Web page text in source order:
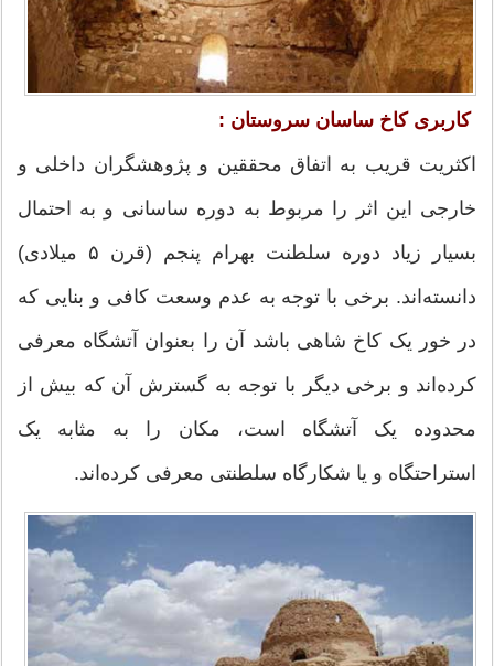
کاربری کاخ ساسان سروستان :
اکثریت قریب به اتفاق محققین و پژوهشگران داخلی و
خارجی این اثر را مربوط به دوره ساسانی و به احتمال
بسیار زیاد دوره سلطنت بهرام پنجم (قرن ۵ میلادی)
دانسته‌اند. برخی با توجه به عدم وسعت کافی و بنایی که
در خور یک کاخ شاهی باشد آن را بعنوان آتشگاه معرفی
کرده‌اند و برخی دیگر با توجه به گسترش آن که بیش از
محدوده یک آتشگاه است، مکان را به مثابه یک
استراحتگاه و یا شکارگاه سلطنتی معرفی کرده‌اند.